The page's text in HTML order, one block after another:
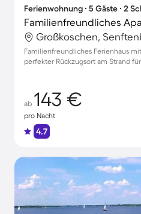
Ferienwohnung ∙ 5 Gäste ∙ 2
Großkoschen,
Familienfreundliches Ferienhaus
perfekter Rückzugsort am Strand
ab 143 €
pro Nacht
4.7